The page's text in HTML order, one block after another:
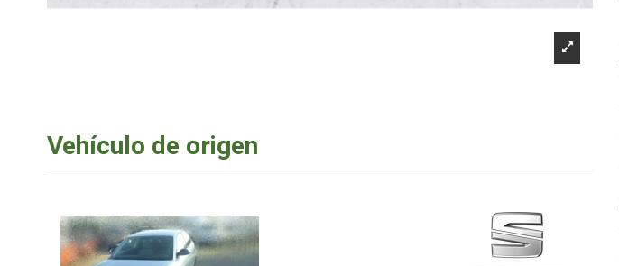
Vehículo de origen